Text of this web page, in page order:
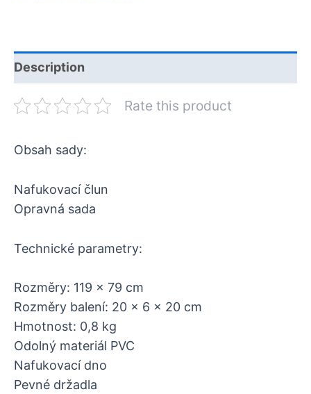
Description
Rate this product
Obsah sady:
Nafukovací člun
Opravná sada
Technické parametry:
Rozměry: 119 x 79 cm
Rozměry balení: 20 x 6 x 20 cm
Hmotnost: 0,8 kg
Odolný materiál PVC
Nafukovací dno
Pevné držadla